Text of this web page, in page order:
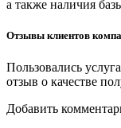
а также наличия
Отзывы клиентов
Пользовались
отзыв о качестве
Добавить